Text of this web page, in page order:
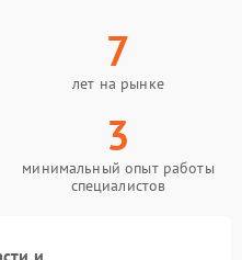
7
лет на рынке
3
минимальный опыт работы
специалистов
и